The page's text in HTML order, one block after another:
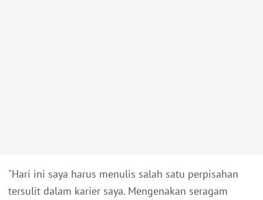
"Hari ini saya harus menulis salah satu perpisahan
tersulit dalam karier saya. Mengenakan seragam